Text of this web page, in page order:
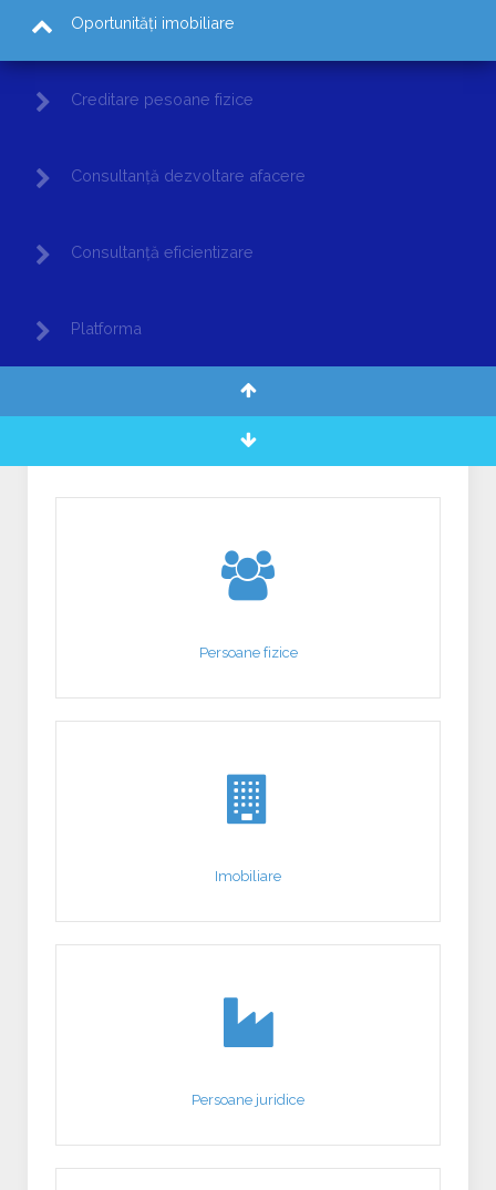
Oportunități imobiliare
Creditare pesoane fizice
Consultanță dezvoltare afacere
Consultanță eficientizare
Platforma
Persoane fizice
Imobiliare
Persoane juridice